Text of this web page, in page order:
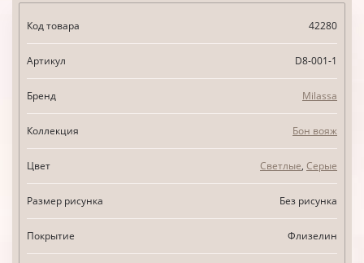
Код товара 42280
Артикул D8-001-1
Бренд Milassa
Коллекция Бон вояж
Цвет Светлые, Серые
Размер рисунка Без рисунка
Покрытие Флизелин